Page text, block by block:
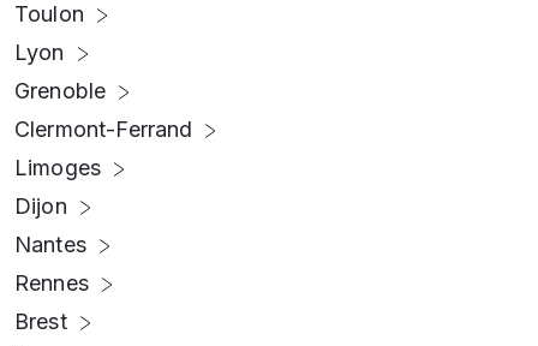
Toulon
Lyon
Grenoble
Clermont-Ferrand
Limoges
Dijon
Nantes
Rennes
Brest